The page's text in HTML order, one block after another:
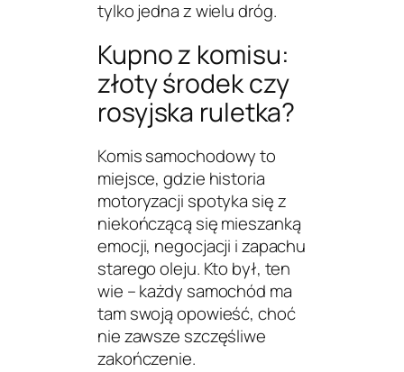
tylko jedna z wielu dróg.
Kupno z komisu:
złoty środek czy
rosyjska ruletka?
Komis samochodowy to
miejsce, gdzie historia
motoryzacji spotyka się z
niekończącą się mieszanką
emocji, negocjacji i zapachu
starego oleju. Kto był, ten
wie – każdy samochód ma
tam swoją opowieść, choć
nie zawsze szczęśliwe
zakończenie.